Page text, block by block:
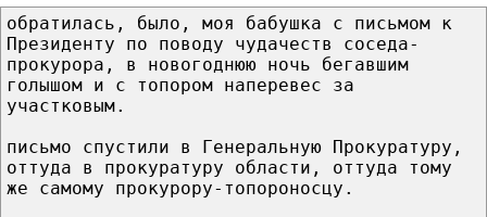
обратилась, было, моя бабушка с письмом к
Президенту по поводу чудачеств соседа-
прокурора, в новогоднюю ночь бегавшим
голышом и с топором наперевес за
участковым.
письмо спустили в Генеральную Прокуратуру,
оттуда в прокуратуру области, оттуда тому
же самому прокурору-топороносцу.